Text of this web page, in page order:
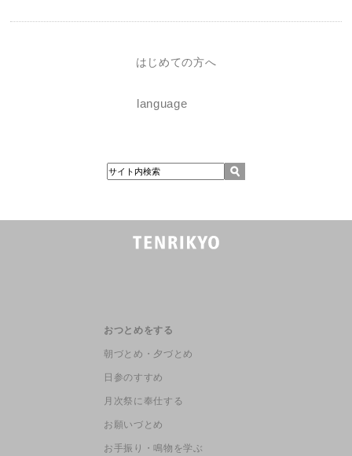
はじめての方へ
language
おつとめをする
朝づとめ・夕づとめ
日参のすすめ
月次祭に奉仕する
お願いづとめ
お手振り・鳴物を学ぶ